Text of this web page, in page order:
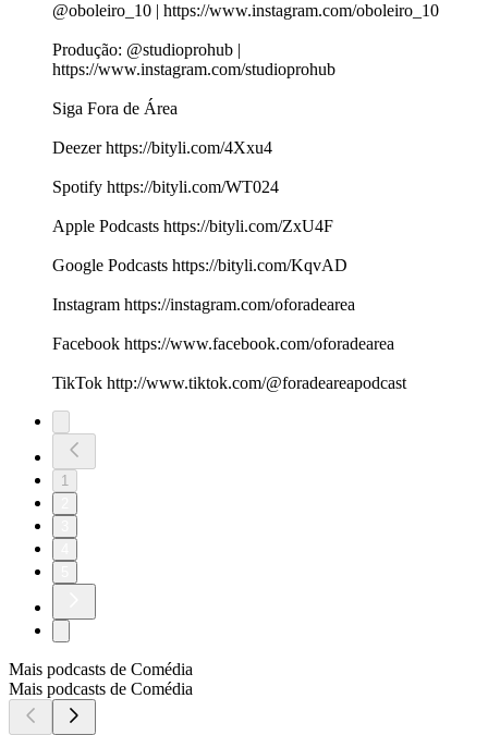
@oboleiro_10 | https://www.instagram.com/oboleiro_10
Produção: @studioprohub |
https://www.instagram.com/studioprohub
Siga Fora de Área
Deezer https://bityli.com/4Xxu4
Spotify https://bityli.com/WT024
Apple Podcasts https://bityli.com/ZxU4F
Google Podcasts https://bityli.com/KqvAD
Instagram https://instagram.com/oforadearea
Facebook https://www.facebook.com/oforadearea
TikTok http://www.tiktok.com/@foradeareapodcast
1
Mais podcasts de Comédia
Mais podcasts de Comédia